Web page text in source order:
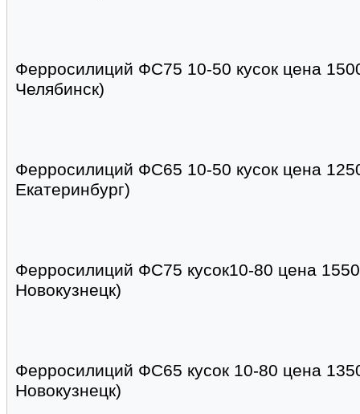
Ферросилиций ФС75 10-50 кусок цена
Челябинск)
Ферросилиций ФС65 10-50 кусок цена
Екатеринбург)
Ферросилиций ФС75 кусок10-80 цена
Новокузнецк)
Ферросилиций ФС65 кусок 10-80 цена
Новокузнецк)